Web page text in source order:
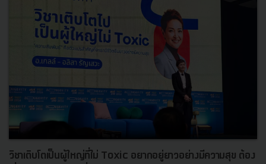
วิชาเติบโตเป็นผู้ใหญ่ที่ไม่ Toxic อยากอยู่ยาวอย่างมีความสุข ต้อง